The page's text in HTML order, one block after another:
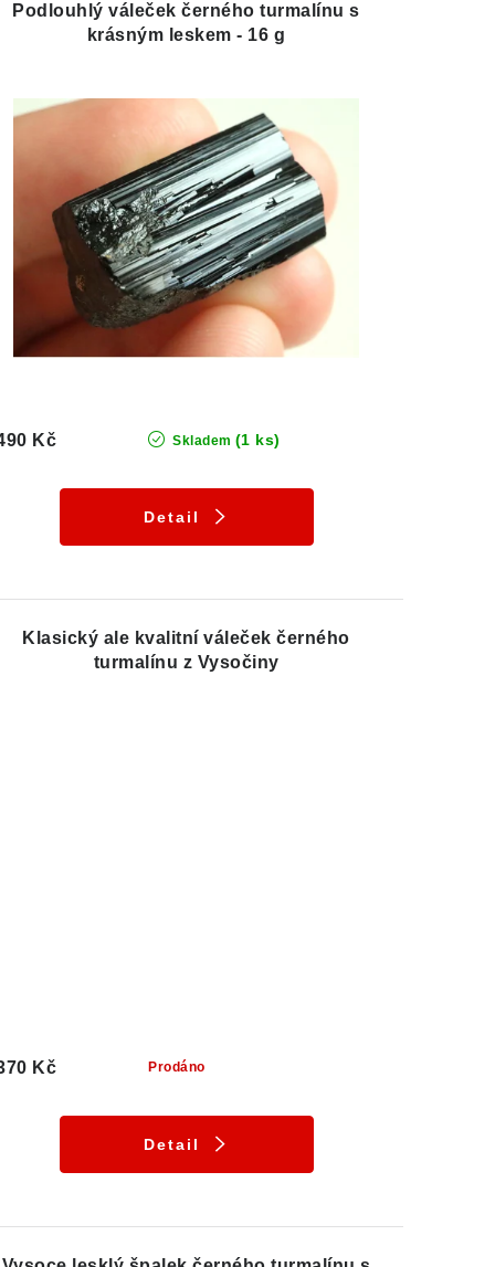
Podlouhlý váleček černého turmalínu s
krásným leskem - 16 g
Skladem (1 ks)
Kč
Detail
Klasický ale kvalitní váleček černého
turmalínu z Vysočiny
Prodáno
Kč
Detail